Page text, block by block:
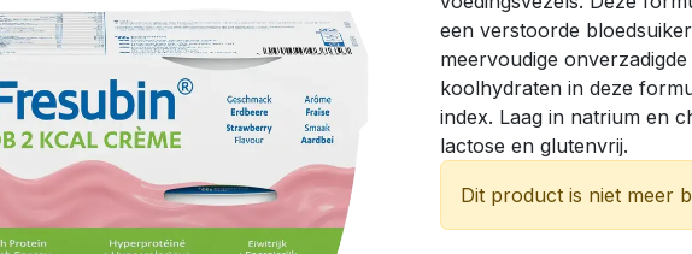
een verstoorde
meervoudige
koolhydraten in deze
index. Laag in natrium en
lactose en glutenvrij.
Dit product is niet meer